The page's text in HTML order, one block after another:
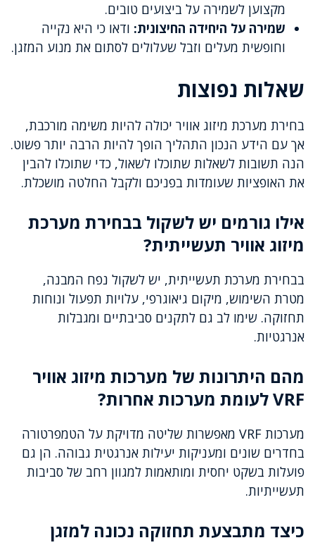
מקצוען לשמירה על ביצועים טובים.
שמירה על היחידה החיצונית: ודאו כי היא נקייה
וחופשית מעלים וזבל שעלולים לסתום את מנוע המזגן.
שאלות נפוצות
בחירת מערכת מיזוג אוויר יכולה להיות משימה מורכבת,
אך עם הידע הנכון התהליך הופך להיות הרבה יותר פשוט.
הנה תשובות לשאלות שתוכלו לשאול, כדי שתוכלו להבין
את האופציות שעומדות בפניכם ולקבל החלטה מושכלת.
אילו גורמים יש לשקול בבחירת מערכת
מיזוג אוויר תעשייתית?
בבחירת מערכת תעשייתית, יש לשקול נפח המבנה,
מטרת השימוש, מיקום גיאוגרפי, עלויות תפעול ונוחות
תחזוקה. שימו לב גם לתקנים סביבתיים ומגבלות
אנרגטיות.
מהם היתרונות של מערכות מיזוג אוויר
VRF לעומת מערכות אחרות?
מערכות VRF מאפשרות שליטה מדויקת על הטמפרטורה
בחדרים שונים ומעניקות יעילות אנרגטית גבוהה. הן גם
פועלות בשקט יחסית ומותאמות למגוון רחב של סביבות
תעשייתיות.
כיצד מתבצעת תחזוקה נכונה למזגן